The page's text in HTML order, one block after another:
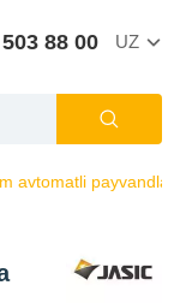
88 00 UZ
avtomatli